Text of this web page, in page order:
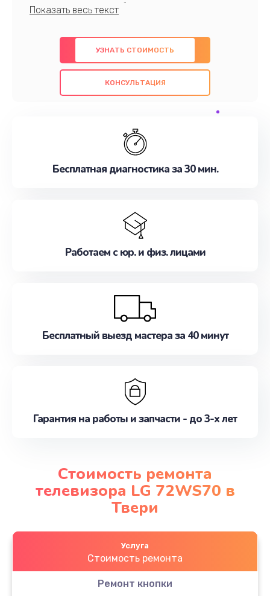
профессионалов с обширными знаниями и
предлагаем быстрый и качественный ремонт с
использованием оригинальных компонентов, а
также гарантируем качество всех
проведенных работ. Наша цель - предоставить
обслуживание, удовлетворяя их потребности
наилучшим образом. Не медлите записаться на
УЗНАТЬ СТОИМОСТЬ
КОНСУЛЬТАЦИЯ
Бесплатная диагностика за 30 мин.
Работаем с юр. и физ. лицами
Бесплатный выезд мастера за 40 минут
Гарантия на работы и запчасти - до 3-х лет
Стоимость ремонта
телевизора LG 72WS70 в
Твери
Услуга
Стоимость ремонта
Ремонт кнопки